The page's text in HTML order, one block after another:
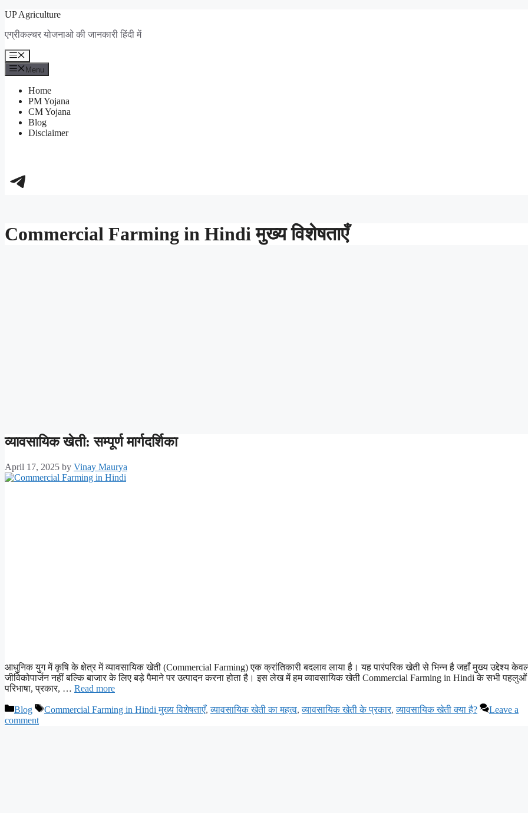
Skip
content
UP Agriculture
एग्रीकल्चर योजनाओ की जानकारी हिंदी में
Menu
Menu
Home
PM Yojana
CM Yojana
Blog
Disclaimer
https://t.me/+_dXT-DwpRj03ZDhl
Commercial Farming in Hindi मुख्य विशेषताएँ
व्यावसायिक खेती: सम्पूर्ण मार्गदर्शिका
April 17, 2025 by Vinay Maurya
आधुनिक युग में कृषि के क्षेत्र में व्यावसायिक खेती (Commercial Farming) एक क्रांतिकारी बदलाव लाया है। यह पारंपरिक खेती से भिन्न है जहाँ मुख्य उद्देश्य
जीविकोपार्जन नहीं बल्कि बाजार के लिए बड़े पैमाने पर उत्पादन करना होता है। इस लेख में हम व्यावसायिक खेती Commercial Farming in Hindi के सभी
परिभाषा, प्रकार, … Read more
Categories
Blog Tags
Commercial Farming in Hindi मुख्य विशेषताएँ,व्यावसायिक खेती का महत्व,व्यावसायिक खेती के प्रकार,व्यावसायिक खेती क्या है?
Leave a
comment